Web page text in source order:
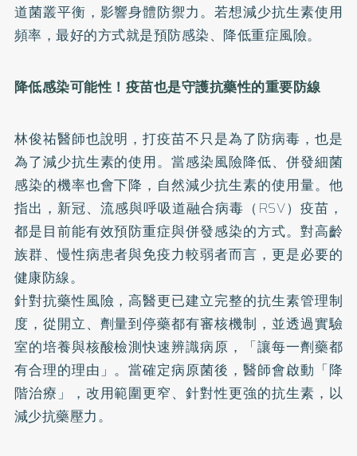
道菌叢平衡，影響身體防禦力。若想減少抗生素使用
頻率，最好的方式就是預防感染、降低重症風險。
降低感染可能性！疫苗也是守護抗藥性的重要防線
林俊祐醫師也說明，打疫苗不只是為了防病毒，也是
為了減少抗生素的使用。當感染風險降低、併發細菌
感染的機率也會下降，自然減少抗生素的使用量。他
指出，新冠、流感與呼吸道融合病毒（RSV）疫苗，
都是目前能有效預防重症與併發感染的方式。對高齡
族群、慢性病患者與免疫力較弱者而言，更是必要的
健康防線。
針對抗藥性風險，高醫更已建立完整的抗生素管理制
度，從開立、劑量到停藥都有審核機制，並透過實驗
室的培養與核酸檢測快速辨識病原，「讓每一劑藥都
有合理的理由」。當確定病原菌後，醫師會啟動「降
階治療」，改用範圍更窄、針對性更強的抗生素，以
減少抗藥壓力。